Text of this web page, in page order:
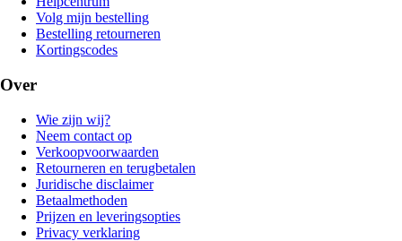
Volg mijn bestelling
Bestelling retourneren
Kortingscodes
Over
Wie zijn wij?
Neem contact op
Verkoopvoorwaarden
Retourneren en terugbetalen
Juridische disclaimer
Betaalmethoden
Prijzen en leveringsopties
Privacy verklaring